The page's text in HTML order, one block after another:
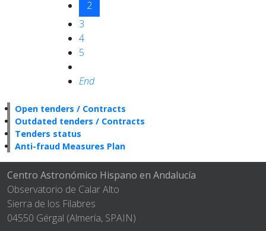
2
3
4
5
End
Open tenders / Contracts
Outdated tenders / Contracts
Tenders status
Anti-fraud Measures Plan
Centro Astronómico Hispano en Andalucía
Observatorio de Calar Alto
Sierra de los Filabres
04550 Gérgal (Almería, SPAIN)